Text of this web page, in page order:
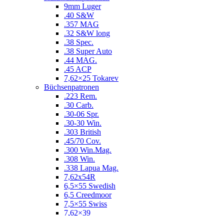
9mm Luger
.40 S&W
.357 MAG
.32 S&W long
.38 Spec.
.38 Super Auto
.44 MAG.
.45 ACP
7,62×25 Tokarev
Büchsenpatronen
.223 Rem.
.30 Carb.
.30-06 Spr.
.30-30 Win.
.303 British
.45/70 Cov.
.300 Win.Mag.
.308 Win.
.338 Lapua Mag.
7,62x54R
6,5×55 Swedish
6,5 Creedmoor
7,5×55 Swiss
7,62×39